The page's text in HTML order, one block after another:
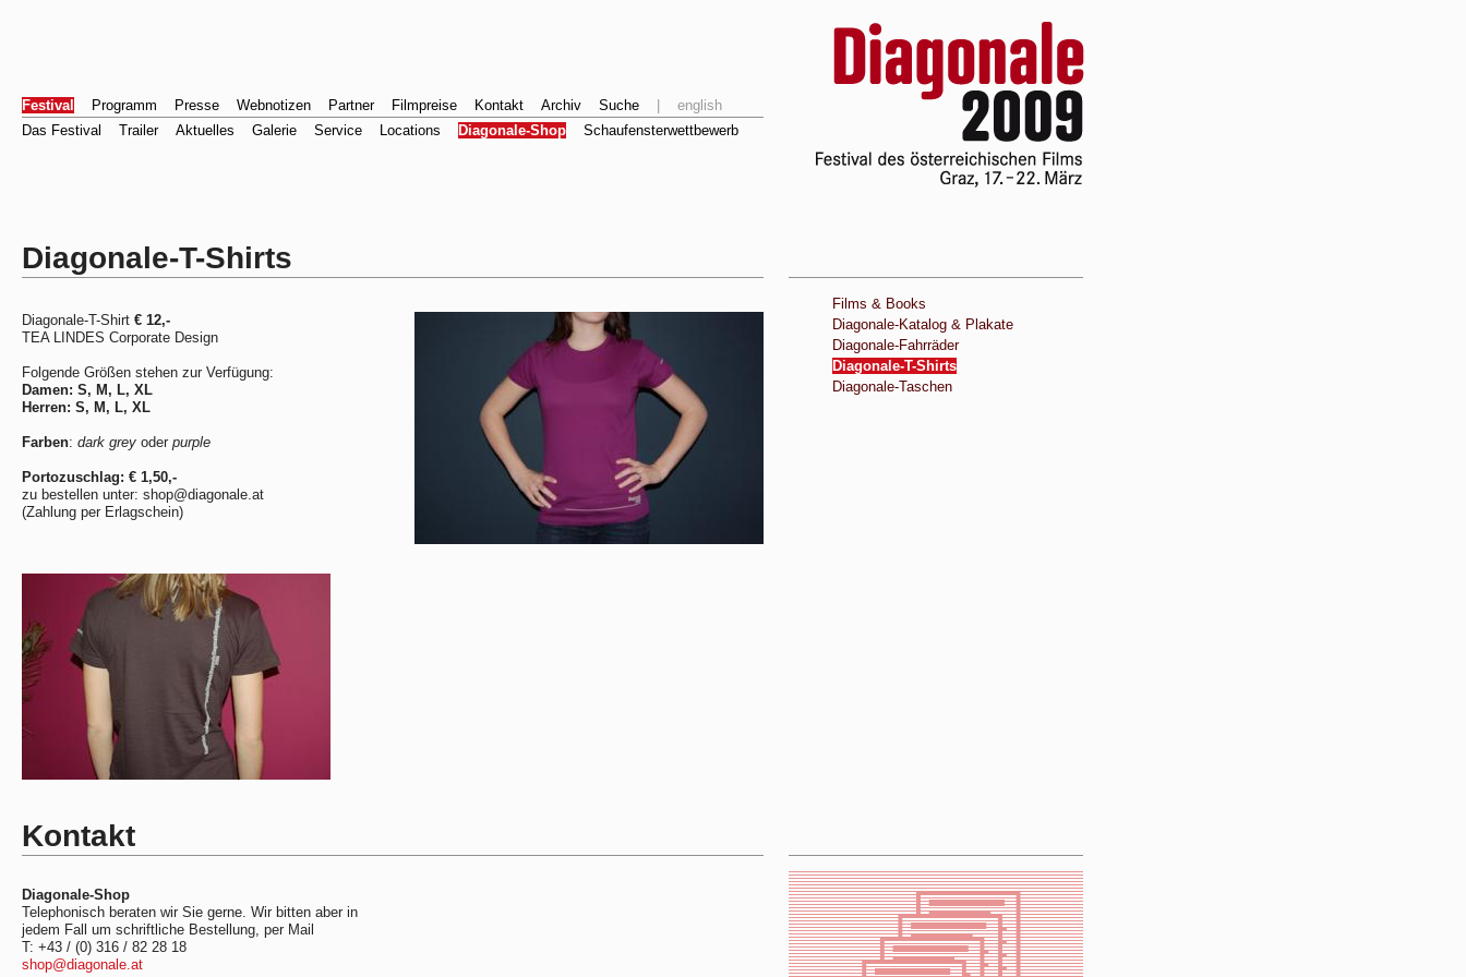
Festival Programm Presse Webnotizen Partner Filmpreise Kontakt Archiv Suche
english
Das Festival
Trailer Aktuelles Galerie Service Locations Diagonale-Shop Schaufensterwettbewerb
Diagonale-T-Shirts
Diagonale-T-Shirt € 12,-
TEA LINDES Corporate Design
Folgende Größen stehen zur Verfügung:
Damen: S, M, L, XL
Herren: S, M, L, XL
Farben: dark grey oder purple
Portozuschlag: € 1,50,-
zu bestellen unter: shop@diagonale.at
(Zahlung per Erlagschein)
Films & Books
Diagonale-Katalog & Plakate
Diagonale-Fahrräder
Diagonale-T-Shirts
Diagonale-Taschen
Kontakt
Diagonale-Shop
Telephonisch beraten wir Sie gerne. Wir bitten aber in
jedem Fall um schriftliche Bestellung, per Mail
T: +43 / (0) 316 / 82 28 18
shop@diagonale.at